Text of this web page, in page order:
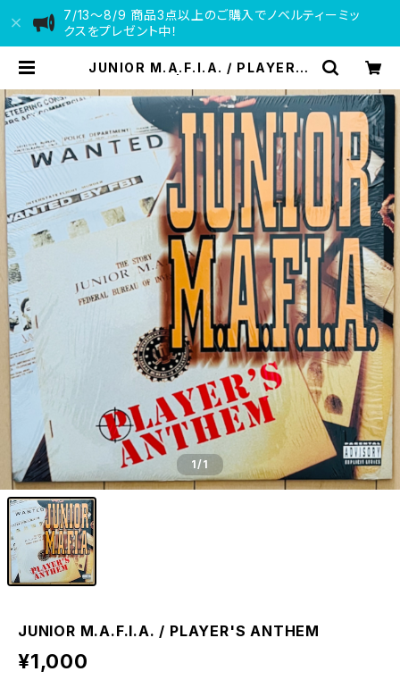
7/13〜8/9 商品3点以上のご購入でノベルティーミッ
クスをプレゼント中！
JUNIOR M.A.F.I.A. / PLAYER'S
1/1
JUNIOR M.A.F.I.A. / PLAYER'S ANTHEM
¥1,000